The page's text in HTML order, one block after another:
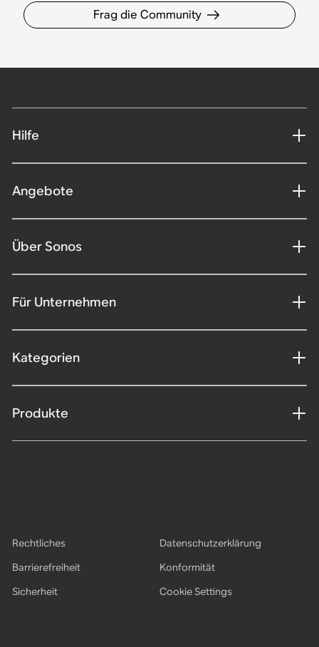
Frag die Community
Hilfe
Angebote
Über Sonos
Für Unternehmen
Kategorien
Produkte
Rechtliches
Datenschutzerklärung
Barrierefreiheit
Konformität
Sicherheit
Cookie Settings